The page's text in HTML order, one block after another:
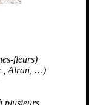
fleurs)
, Alran, …)